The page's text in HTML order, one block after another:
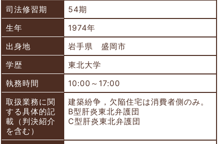
司法修習期
54期
生年
1974年
出身地
岩手県 盛岡市
学歴
東北大学
執務時間
10:00～17:00
取扱業務に関
する具体的記
載（判決紹介
を含む）
建築紛争，欠陥住宅は消費者側のみ。
B型肝炎東北弁護団
C型肝炎東北弁護団